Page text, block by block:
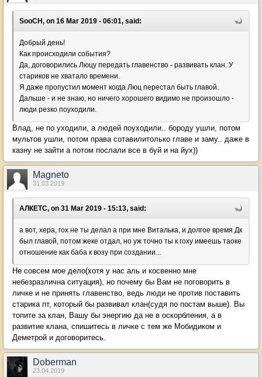
SooCH, on 16 Mar 2019 - 06:01, said:
Добрый день!
Как происходили события?
Да, договорились Люцу передать главенство - развивать клан. У
стариков не хватало времени.
Я даже пропустил момент когда Люц перестал быть главой.
Дальше - и не знаю, но ничего хорошего видимо не произошло -
люди резко поуходили.
Влад, не по уходили, а людей поуходили.. бороду ушли, потом
мультов ушли, потом права сотавилитолько главе и заму.. даже в
казну не зайти а потом послали все в буй и на йух))
Magneto
31.03.2019
АЛКЕТС, on 31 Mar 2019 - 15:13, said:
а вот, хера, гох не ты делал а при мне Виталька, и долгое время Дк
был главой, потом жеке отдал, но уж точно ты к гоху имеешь таоке
отношение как баба к возу при создании...
Не совсем мое дело(хотя у нас аль и косвенно мне
небезразлична ситуация), но почему бы Вам не поговорить в
личке и не принять главенство, ведь люди не против поставить
старика пт, который бы развивал клан(судя по постам выше). Вы
топите за клан, Вашу бы энергию да не в оскорбления, а в
развитие клана, спишитесь в личке с тем же Мобидиком и
Деметрой и договоритесь.
Doberman
23.04.2019